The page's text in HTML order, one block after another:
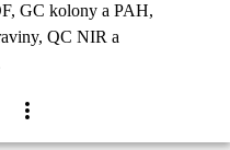
GC kolony a PAH,
QC NIR a